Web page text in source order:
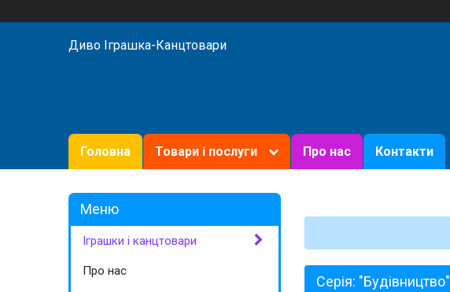
Диво Іграшка-Канцтовари
Головна Товари і послуги Про нас Контакти
Серія: "Будівництво"
Іграшки і канцтовари
Про нас